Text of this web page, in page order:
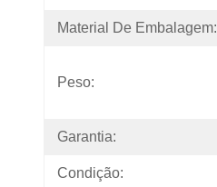
Material De Embalagem:
Peso:
Garantia:
Condição: